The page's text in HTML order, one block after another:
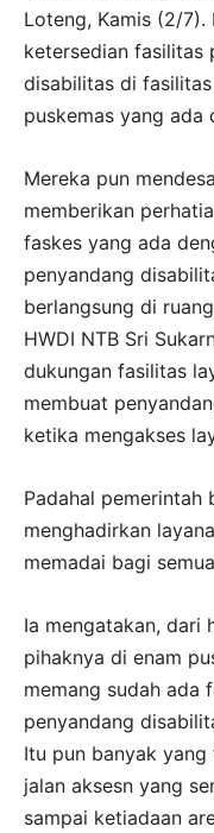
Loteng, Kamis (2/7).
ketersedian fasilitas
disabilitas di
puskemas yang ada
Mereka pun
memberikan
faskes yang ada
penyandang
berlangsung di
HWDI NTB Sri
dukungan fasilitas
membuat
ketika mengakses
Padahal pemerintah
menghadirkan
memadai bagi
Ia mengatakan, dari
pihaknya di enam
memang sudah ada
penyandang
Itu pun banyak
jalan aksesn yang
sampai ketiadaan